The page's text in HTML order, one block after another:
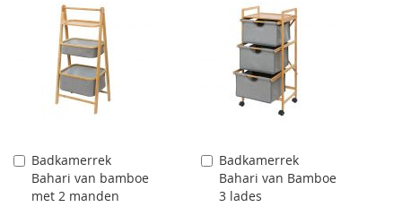
Badkamerrek
Bahari van bamboe
met 2 manden
Aan
winkelwagen
toevoegen
Badkamerrek
Bahari van Bamboe
3 lades
Aan
winkelwagen
toevoegen